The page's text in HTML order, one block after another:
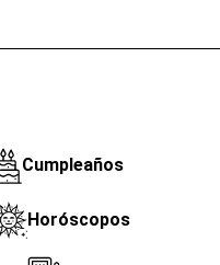
Cumpleaños
Horóscopos